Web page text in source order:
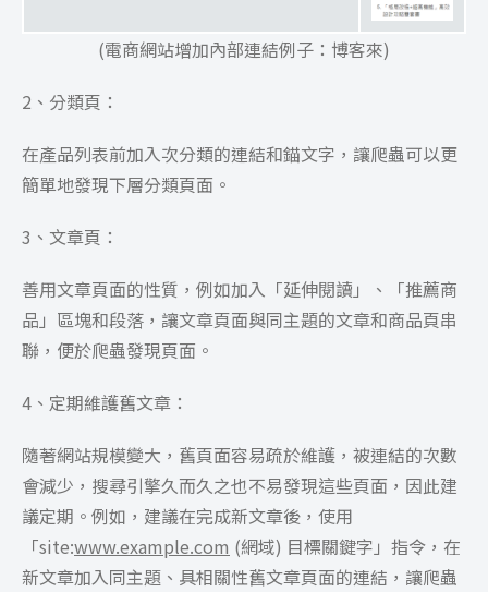
(電商網站增加內部連結例子：博客來)
2、 分類頁：
在產品列表前加入次分類的連結和錨文字，讓爬蟲可以更
簡單地發現下層分類頁面。
3、文章頁：
善用文章頁面的性質，例如加入「延伸閱讀」、「推薦商
品」區塊和段落，讓文章頁面與同主題的文章和商品頁串
聯，便於爬蟲發現頁面。
4、定期維護舊文章：
隨著網站規模變大，舊頁面容易疏於維護，被連結的次數
會減少，搜尋引擎久而久之也不易發現這些頁面，因此建
議定期。例如，建議在完成新文章後，使用
「site:www.example.com (網域) 目標關鍵字」指令，在
新文章加入同主題、具相關性舊文章頁面的連結，讓爬蟲